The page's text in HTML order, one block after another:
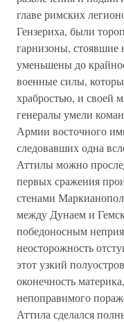
главе римских
Гензериха, были
гарнизоны, стоявшие
уменьшены до
военные силы,
храбростью, и своей
генералы умели
Армии восточного
следовавших одна
Аттилы можно
первых сражения
стенами
между Дунаем и
победоносным
неосторожность
этот узкий
оконечность
непоправимого
Аттила сделался